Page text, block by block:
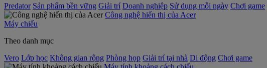
Predator Sản phẩm bền vững Giải trí Doanh nghiệp Sử dụng mỗi ngày Chơi game
Công nghệ hiển thị của Acer
Máy chiếu
Theo danh mục
Vero Lớp học Không gian rộng Phòng họp Giải trí tại nhà Di động Chơi game